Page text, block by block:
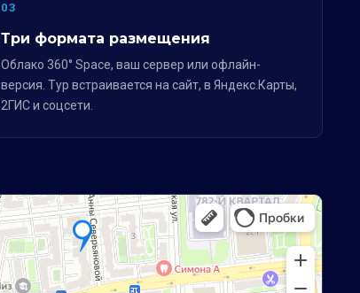
03
Три формата размещения
Облако 360° Space, ваш сервер или офлайн-
версия. Тур встраивается на сайт, в Яндекс.Карты,
2ГИС и соцсети.